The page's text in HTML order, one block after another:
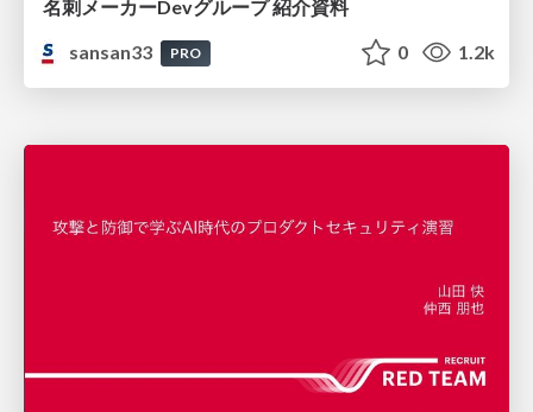
名刺メーカーDevグループ 紹介資料
sansan33
PRO 0 1.2k